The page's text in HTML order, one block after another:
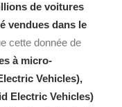
de voitures
vendues dans le
cette donnée de
à micro-
Vehicles),
Electric Vehicles)